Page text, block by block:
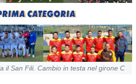
il San Fili. Cambio in testa nel girone C